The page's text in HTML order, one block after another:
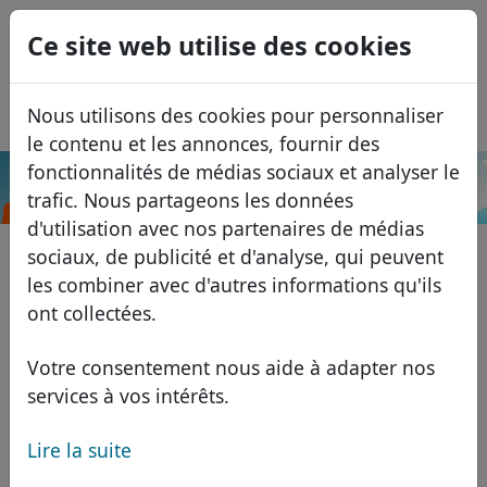
Ce site web utilise des cookies
Nous utilisons des cookies pour personnaliser
le contenu et les annonces, fournir des
fonctionnalités de médias sociaux et analyser le
trafic. Nous partageons les données
d'utilisation avec nos partenaires de médias
sociaux, de publicité et d'analyse, qui peuvent
les combiner avec d'autres informations qu'ils
ont collectées.
Votre consentement nous aide à adapter nos
services à vos intérêts.
Lire la suite
Domaines
Base de données de domaines
Domaines africains
Domaines européens
Domaines nord-américains
Liste des prix
Transférer
Recherche
ID Protect
WHOIS
FAQ
Blog
USD
EUR
GBP
Español
Italiano
Português
Română
Eesti
.club Recherche